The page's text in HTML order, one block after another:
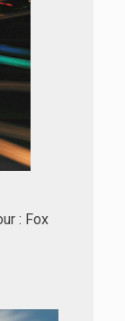
: Fox